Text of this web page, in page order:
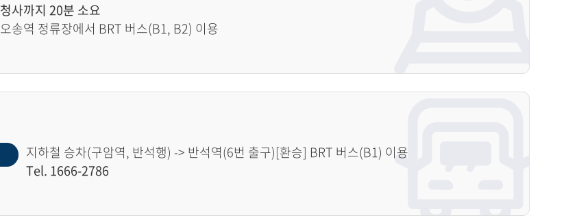
청사까지 20분 소요
오송역 정류장에서 BRT 버스(B1, B2) 이용
지하철 승차(구암역, 반석행) -> 반석역(6번 출구)[환승] BRT 버스(B1) 이용
Tel. 1666-2786